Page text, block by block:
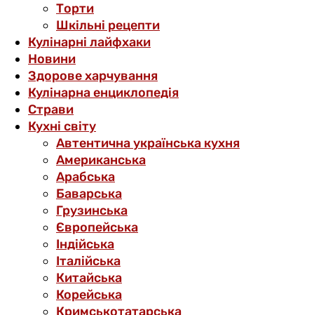
Торти
Шкільні рецепти
Кулінарні лайфхаки
Новини
Здорове харчування
Кулінарна енциклопедія
Страви
Кухні світу
Автентична українська кухня
Американська
Арабська
Баварська
Грузинська
Європейська
Індійська
Італійська
Китайська
Корейська
Кримськотатарська